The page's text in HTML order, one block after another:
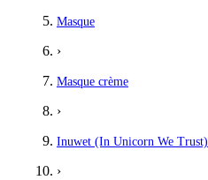
Masque
›
Masque crème
›
Inuwet (In Unicorn We Trust)
›